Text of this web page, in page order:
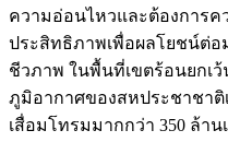
ความอ่อนไหวและต้องการค
ประสิทธิภาพเพื่อผลโยชน์ต่
ชีวภาพ ในพื้นที่เขตร้อนยกเ
ภูมิอากาศของสหประชาชา
เสื่อมโทรมมากกว่า 350 ล้า